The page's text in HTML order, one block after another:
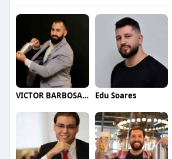
VICTOR BARBOSA QUARANTA Edu Soares